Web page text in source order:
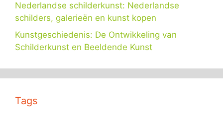
Nederlandse schilderkunst: Nederlandse
schilders, galerieën en kunst kopen
Kunstgeschiedenis: De Ontwikkeling van
Schilderkunst en Beeldende Kunst
Tags